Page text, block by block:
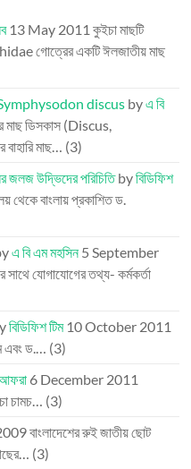
13 May 2011 কুইচা মাছটি
গোত্রের একটি ঈলজাতীয় মাছ
Symphysodon discus byএ বি
মাছ ডিসকাস (Discus,
মাছ… (3)
জলজ উদ্ভিদের পরিচিতিbyবিডিফিশ
থেকে বাংলায় প্রকাশিত ড.
এ বি এম মহসিন5 September
সাথে যোগাযোগের তথ্য- কর্মকর্তা
বিডিফিশ টিম 10 October 2011
এবং ড.… (3)
6 December 2011
চামচ… (3)
বাংলাদেশের রুই জাতীয় ছোট
(3)